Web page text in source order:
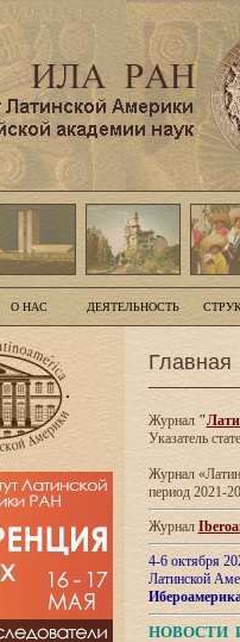
О НАС ДЕЯТЕЛЬНОСТЬ
Главная
Журнал"
Указатель
Журнал
период 2021-
Журнал
4-6 октября
Латинской
НОВОСТИ